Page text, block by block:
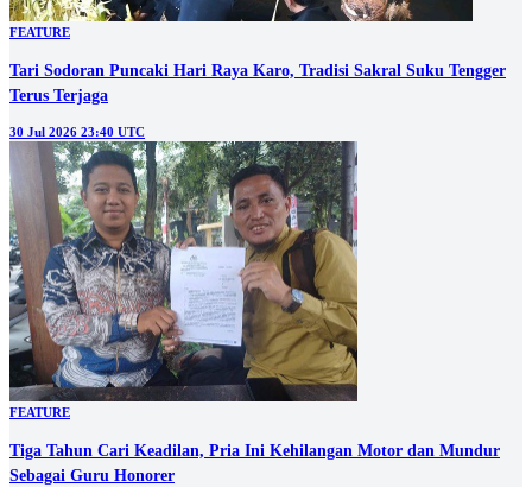
FEATURE
Tari Sodoran Puncaki Hari Raya Karo, Tradisi Sakral Suku Tengger
Terus Terjaga
30 Jul 2026 23:40 UTC
FEATURE
Tiga Tahun Cari Keadilan, Pria Ini Kehilangan Motor dan Mundur
Sebagai Guru Honorer